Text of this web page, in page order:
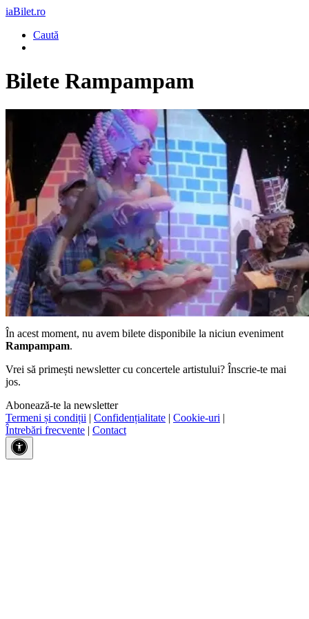
iaBilet.ro
Caută
Bilete Rampampam
În acest moment, nu avem bilete disponibile la niciun eveniment
Rampampam.
Vrei să primești newsletter cu concertele artistului? Înscrie-te mai
jos.
Abonează-te la newsletter
Termeni și condiții | Confidențialitate | Cookie-uri |
Întrebări frecvente | Contact